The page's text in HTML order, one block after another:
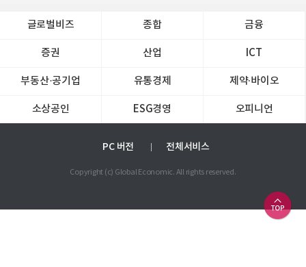
글로벌비즈 종합 금융
증권 산업 ICT
부동산·공기업 유통경제 제약∙바이오
소상공인 ESG경영 오피니언
PC 버전 전체서비스
Copyright (c) Global Economic. All rights reserved.